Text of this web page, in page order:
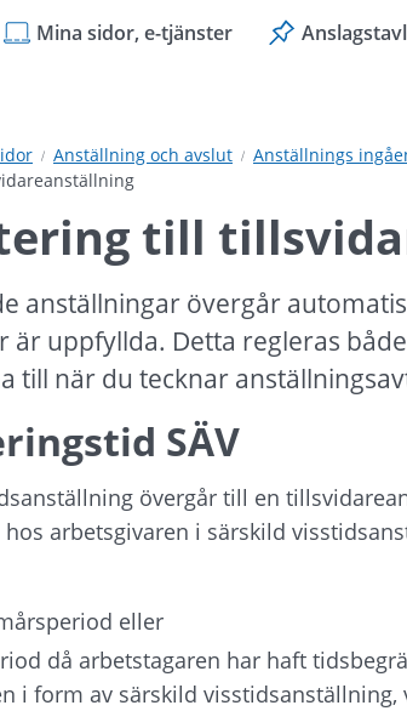
Mina sidor, e-tjänster
Anställning och avslut
Anställnings
till
anställningar övergår
är uppfyllda. Detta regleras
till när du tecknar
SÄV
övergår till en
arbetsgivaren i särskild
eller
då arbetstagaren har haft
i form av särskild